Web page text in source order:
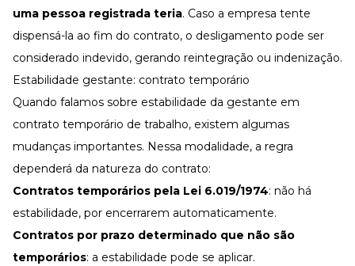
uma pessoa registrada teria. Caso a empresa tente
dispensá-la ao fim do contrato, o desligamento pode ser
considerado indevido, gerando reintegração ou indenização.
Estabilidade gestante: contrato temporário
Quando falamos sobre estabilidade da gestante em
contrato temporário de trabalho, existem algumas
mudanças importantes. Nessa modalidade, a regra
dependerá da natureza do contrato:
Contratos temporários pela Lei 6.019/1974: não há
estabilidade, por encerrarem automaticamente.
Contratos por prazo determinado que não são
temporários: a estabilidade pode se aplicar.